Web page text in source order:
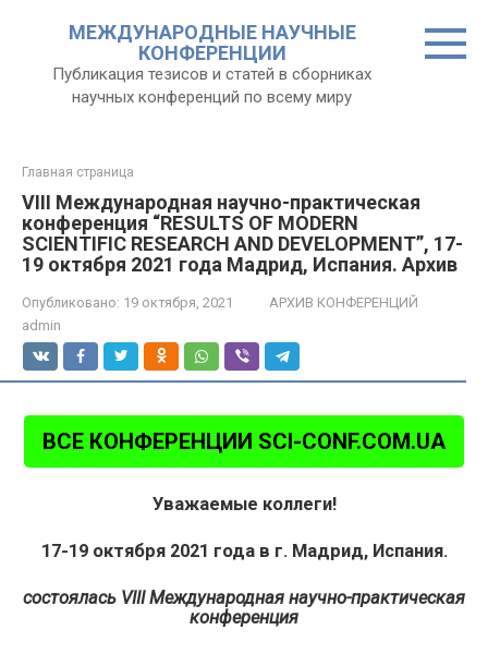
МЕЖДУНАРОДНЫЕ НАУЧНЫЕ
КОНФЕРЕНЦИИ
Публикация тезисов и статей в сборниках
научных конференций по всему миру
Главная страница
VIII Международная научно-практическая
конференция “RESULTS OF MODERN
SCIENTIFIC RESEARCH AND DEVELOPMENT”, 17-
19 октября 2021 года Мадрид, Испания. Архив
Опубликовано: 19 октября, 2021
АРХИВ КОНФЕРЕНЦИЙ
admin
ВСЕ КОНФЕРЕНЦИИ SCI-CONF.COM.UA
Уважаемые коллеги!
17-19 октября 2021 года в г. Мадрид, Испания.
состоялась VIII Международная научно-практическая
конференция